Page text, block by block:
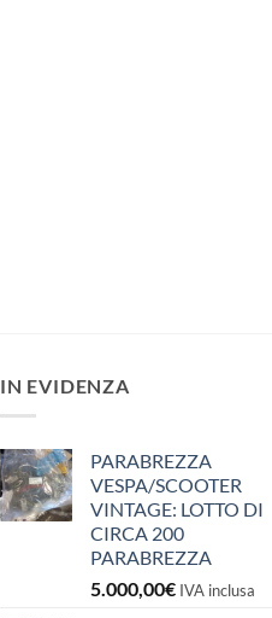
IN EVIDENZA
PARABREZZA
VESPA/SCOOTER
VINTAGE: LOTTO DI
CIRCA 200
PARABREZZA
5.000,00€ IVA inclusa